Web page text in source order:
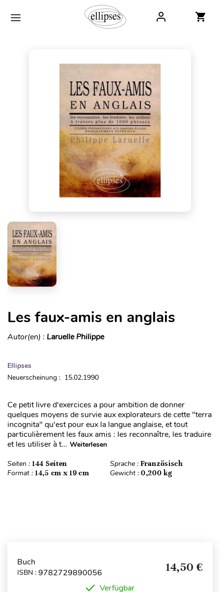
Les faux-amis en anglais
Autor(en) : Laruelle Philippe
Ellipses
Neuerscheinung : 15.02.1990
Ce petit livre d'exercices a pour ambition de donner
quelques moyens de survie aux explorateurs de cette "terra
incognita" qu'est pour eux la langue anglaise, et tout
particulièrement les faux amis : les reconnaître, les traduire
et les utiliser à t... Weiterlesen
Seiten : 144 Seiten Sprache : Französisch
Format : 14,5 cm x 19 cm Gewicht : 0,200 kg
Buch
ISBN : 9782729890056 14,50 €
Verfügbar